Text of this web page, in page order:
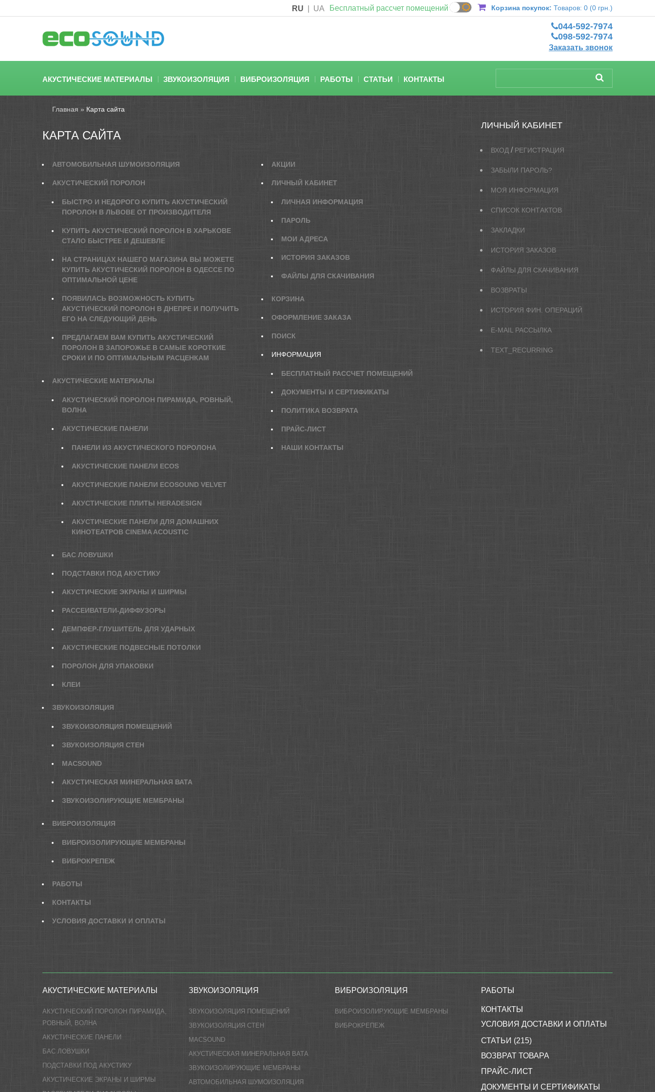
RU UA Бесплатный рассчет помещений Корзина покупок: Товаров: 0 (0 грн.)
044-592-7974
098-592-7974
Заказать звонок
АКУСТИЧЕСКИЕ МАТЕРИАЛЫ ЗВУКОИЗОЛЯЦИЯ ВИБРОИЗОЛЯЦИЯ РАБОТЫ СТАТЬИ КОНТАКТЫ
Главная » Карта сайта
КАРТА САЙТА
АВТОМОБИЛЬНАЯ ШУМОИЗОЛЯЦИЯ
АКУСТИЧЕСКИЙ ПОРОЛОН
БЫСТРО И НЕДОРОГО КУПИТЬ АКУСТИЧЕСКИЙ
ПОРОЛОН В ЛЬВОВЕ ОТ ПРОИЗВОДИТЕЛЯ
КУПИТЬ АКУСТИЧЕСКИЙ ПОРОЛОН В ХАРЬКОВЕ
СТАЛО БЫСТРЕЕ И ДЕШЕВЛЕ
НА СТРАНИЦАХ НАШЕГО МАГАЗИНА ВЫ МОЖЕТЕ
КУПИТЬ АКУСТИЧЕСКИЙ ПОРОЛОН В ОДЕССЕ ПО
ОПТИМАЛЬНОЙ ЦЕНЕ
ПОЯВИЛАСЬ ВОЗМОЖНОСТЬ КУПИТЬ
АКУСТИЧЕСКИЙ ПОРОЛОН В ДНЕПРЕ И ПОЛУЧИТЬ
ЕГО НА СЛЕДУЮЩИЙ ДЕНЬ
ПРЕДЛАГАЕМ ВАМ КУПИТЬ АКУСТИЧЕСКИЙ
ПОРОЛОН В ЗАПОРОЖЬЕ В САМЫЕ КОРОТКИЕ
СРОКИ И ПО ОПТИМАЛЬНЫМ РАСЦЕНКАМ
АКУСТИЧЕСКИЕ МАТЕРИАЛЫ
АКУСТИЧЕСКИЙ ПОРОЛОН ПИРАМИДА, РОВНЫЙ,
ВОЛНА
АКУСТИЧЕСКИЕ ПАНЕЛИ
ПАНЕЛИ ИЗ АКУСТИЧЕСКОГО ПОРОЛОНА
АКУСТИЧЕСКИЕ ПАНЕЛИ ECOS
АКУСТИЧЕСКИЕ ПАНЕЛИ ECOSOUND VELVET
АКУСТИЧЕСКИЕ ПЛИТЫ HERADESIGN
АКУСТИЧЕСКИЕ ПАНЕЛИ ДЛЯ ДОМАШНИХ
КИНОТЕАТРОВ CINEMA ACOUSTIC
БАС ЛОВУШКИ
ПОДСТАВКИ ПОД АКУСТИКУ
АКУСТИЧЕСКИЕ ЭКРАНЫ И ШИРМЫ
РАССЕИВАТЕЛИ-ДИФФУЗОРЫ
ДЕМПФЕР-ГЛУШИТЕЛЬ ДЛЯ УДАРНЫХ
АКУСТИЧЕСКИЕ ПОДВЕСНЫЕ ПОТОЛКИ
ПОРОЛОН ДЛЯ УПАКОВКИ
КЛЕИ
ЗВУКОИЗОЛЯЦИЯ
ЗВУКОИЗОЛЯЦИЯ ПОМЕЩЕНИЙ
ЗВУКОИЗОЛЯЦИЯ СТЕН
MACSOUND
АКУСТИЧЕСКАЯ МИНЕРАЛЬНАЯ ВАТА
ЗВУКОИЗОЛИРУЮЩИЕ МЕМБРАНЫ
ВИБРОИЗОЛЯЦИЯ
ВИБРОИЗОЛИРУЮЩИЕ МЕМБРАНЫ
ВИБРОКРЕПЕЖ
РАБОТЫ
КОНТАКТЫ
УСЛОВИЯ ДОСТАВКИ И ОПЛАТЫ
АКЦИИ
ЛИЧНЫЙ КАБИНЕТ
ЛИЧНАЯ ИНФОРМАЦИЯ
ПАРОЛЬ
МОИ АДРЕСА
ИСТОРИЯ ЗАКАЗОВ
ФАЙЛЫ ДЛЯ СКАЧИВАНИЯ
КОРЗИНА
ОФОРМЛЕНИЕ ЗАКАЗА
ПОИСК
ИНФОРМАЦИЯ
БЕСПЛАТНЫЙ РАССЧЕТ ПОМЕЩЕНИЙ
ДОКУМЕНТЫ И СЕРТИФИКАТЫ
ПОЛИТИКА ВОЗВРАТА
ПРАЙС-ЛИСТ
НАШИ КОНТАКТЫ
ЛИЧНЫЙ КАБИНЕТ
ВХОД / РЕГИСТРАЦИЯ
ЗАБЫЛИ ПАРОЛЬ?
МОЯ ИНФОРМАЦИЯ
СПИСОК КОНТАКТОВ
ЗАКЛАДКИ
ИСТОРИЯ ЗАКАЗОВ
ФАЙЛЫ ДЛЯ СКАЧИВАНИЯ
ВОЗВРАТЫ
ИСТОРИЯ ФИН. ОПЕРАЦИЙ
E-MAIL РАССЫЛКА
TEXT_RECURRING
АКУСТИЧЕСКИЕ МАТЕРИАЛЫ
АКУСТИЧЕСКИЙ ПОРОЛОН ПИРАМИДА,
РОВНЫЙ, ВОЛНА
АКУСТИЧЕСКИЕ ПАНЕЛИ
БАС ЛОВУШКИ
ПОДСТАВКИ ПОД АКУСТИКУ
АКУСТИЧЕСКИЕ ЭКРАНЫ И ШИРМЫ
ЗВУКОИЗОЛЯЦИЯ
ЗВУКОИЗОЛЯЦИЯ ПОМЕЩЕНИЙ
ЗВУКОИЗОЛЯЦИЯ СТЕН
MACSOUND
АКУСТИЧЕСКАЯ МИНЕРАЛЬНАЯ ВАТА
ЗВУКОИЗОЛИРУЮЩИЕ МЕМБРАНЫ
АВТОМОБИЛЬНАЯ ШУМОИЗОЛЯЦИЯ
ВИБРОИЗОЛЯЦИЯ
ВИБРОИЗОЛИРУЮЩИЕ МЕМБРАНЫ
ВИБРОКРЕПЕЖ
РАБОТЫ
КОНТАКТЫ
УСЛОВИЯ ДОСТАВКИ И ОПЛАТЫ
СТАТЬИ (215)
ВОЗВРАТ ТОВАРА
ПРАЙС-ЛИСТ
ДОКУМЕНТЫ И СЕРТИФИКАТЫ